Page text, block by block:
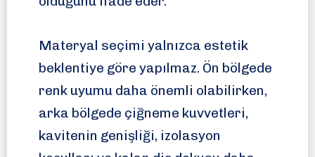
Materyal seçimi yalnızca estetik
beklentiye göre yapılmaz. Ön bölgede
renk uyumu daha önemli olabilirken,
arka bölgede çiğneme kuvvetleri,
kavitenin genişliği, izolasyon